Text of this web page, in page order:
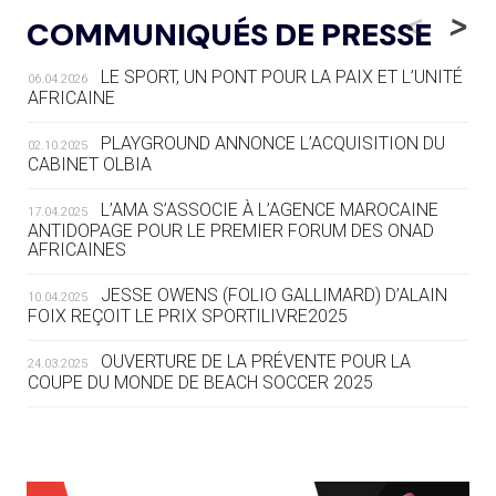
LE RÊVE DE VOIR LA LUGE ALPINE
AUX JO « N'EST PAS FINI »
05.08 — TIR À L'ARC
DES MONDIAUX À BRISBANE SUR LA
ROUTE DES JO 2032
LE VILLAGE OLYMPIQUE DES ARAVIS
SE DESSINE
LE COJOP A TROUVÉ SON VILLAGE
OLYMPIQUE LYONNAIS
04.08 — ALLEMAGNE
COMMUNIQUÉS DE PRESSE
<
06.04.2026
LE SPORT, UN PONT POUR LA PAIX ET L’UNITÉ
AFRICAINE
02.10.2025
PLAYGROUND ANNONCE L’ACQUISITION DU
CABINET OLBIA
17.04.2025
L’AMA S’ASSOCIE À L’AGENCE MAROCAINE
ANTIDOPAGE POUR LE PREMIER FORUM DES ONAD
AFRICAINES
10.04.2025
JESSE OWENS (FOLIO GALLIMARD) D’ALAIN
FOIX REÇOIT LE PRIX SPORTILIVRE2025
24.03.2025
OUVERTURE DE LA PRÉVENTE POUR LA
COUPE DU MONDE DE BEACH SOCCER 2025
>